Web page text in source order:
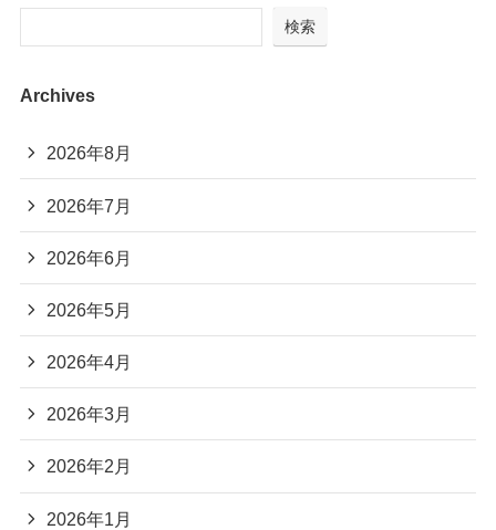
検索
Archives
2026年8月
2026年7月
2026年6月
2026年5月
2026年4月
2026年3月
2026年2月
2026年1月